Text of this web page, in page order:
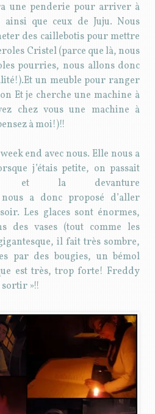
une penderie pour arriver à
ainsi que ceux de Juju. Nous
des caillebotis pour mettre
Cristel (parce que là, nous
pourries, nous allons donc
un meuble pour ranger
Et je cherche une machine à
chez vous une machine à
à moi!)!!
end avec nous. Elle nous a
j’étais petite, on passait
et la devanture
a donc proposé d’aller
Les glaces sont énormes,
des vases (tout comme les
il fait très sombre,
par des bougies, un bémol
est très, trop forte! Freddy
sortir »!!